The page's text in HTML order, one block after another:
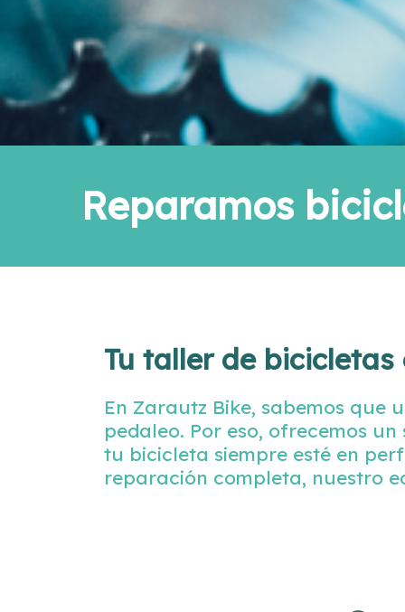
Reparamos
Tu taller de
En Zarautz Bike, sabemos
pedaleo. Por eso, ofrecemos
tu bicicleta siempre esté en
reparación completa, nuestro